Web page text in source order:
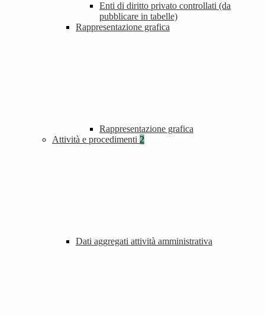
Enti di diritto privato controllati (da
pubblicare in tabelle)
Rappresentazione grafica
Rappresentazione grafica
Attività e procedimenti 2
Dati aggregati attività amministrativa